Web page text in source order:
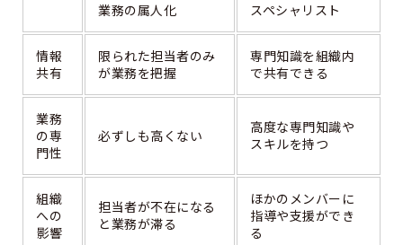
業務の属人化 スペシャリスト
情報
共有
限られた担当者のみ
が業務を把握
専門知識を組織内
で共有できる
業務
の専
門性
必ずしも高くない
高度な専門知識や
スキルを持つ
組織
への
影響
担当者が不在になる
と業務が滞る
ほかのメンバーに
指導や支援ができ
る